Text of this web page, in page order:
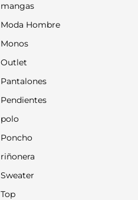
mangas
Moda Hombre
Monos
Outlet
Pantalones
Pendientes
polo
Poncho
riñonera
Sweater
Top